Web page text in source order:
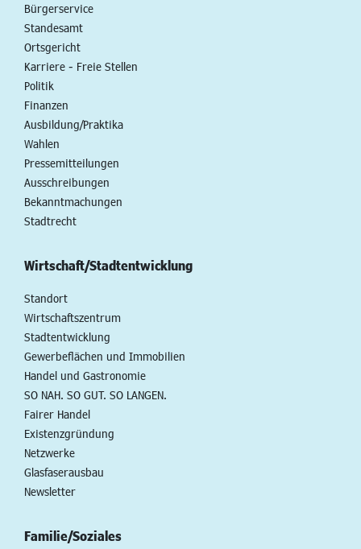
Bürgerservice
Standesamt
Ortsgericht
Karriere - Freie Stellen
Politik
Finanzen
Ausbildung/Praktika
Wahlen
Pressemitteilungen
Ausschreibungen
Bekanntmachungen
Stadtrecht
Wirtschaft/Stadtentwicklung
Standort
Wirtschaftszentrum
Stadtentwicklung
Gewerbeflächen und Immobilien
Handel und Gastronomie
SO NAH. SO GUT. SO LANGEN.
Fairer Handel
Existenzgründung
Netzwerke
Glasfaserausbau
Newsletter
Familie/Soziales